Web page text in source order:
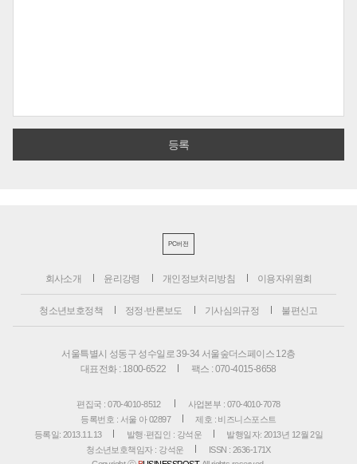
PC버전
회사소개 윤리강령 개인정보처리방침 이용자위원회
청소년보호정책 정정·반론보도 기사심의규정 불편신고
서울특별시 성동구 성수일로 39-34 서울숲더스페이스 12층
대표전화 : 1800-6522
팩스 : 070-4015-8658
편집국 : 070-4010-8512
사업본부 : 070-4010-7078
등록번호 : 서울 아 02897
제호 : 비즈니스포스트
등록일: 2013.11.13
발행·편집인 : 강석운
발행일자: 2013년 12월 2일
청소년보호책임자 : 강석운
ISSN : 2636-171X